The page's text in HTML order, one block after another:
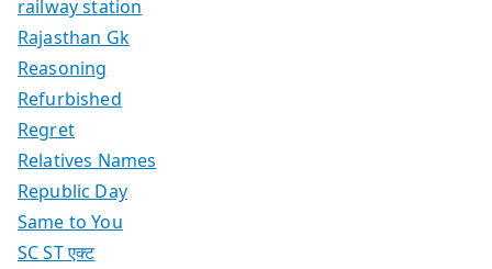
railway station
Rajasthan Gk
Reasoning
Refurbished
Regret
Relatives Names
Republic Day
Same to You
SC ST एक्ट